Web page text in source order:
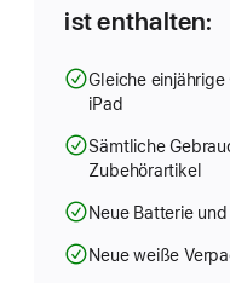
ist enthalten:
Gleiche
iPad
Sämtliche
Zubehörartikel
Neue Batterie
Neue weiße